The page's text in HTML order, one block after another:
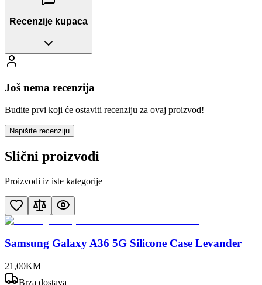
Recenzije kupaca
Još nema recenzija
Budite prvi koji će ostaviti recenziju za ovaj proizvod!
Napišite recenziju
Slični proizvodi
Proizvodi iz iste kategorije
Samsung Galaxy A36 5G Silicone Case Levander
21 ,00KM
Brza dostava